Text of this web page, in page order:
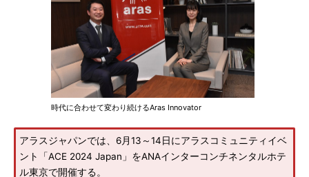
時代に合わせて変わり続けるAras Innovator
アラスジャパンでは、6月13～14日にアラスコミュニティイベ
ント「ACE 2024 Japan」をANAインターコンチネンタルホテ
ル東京で開催する。